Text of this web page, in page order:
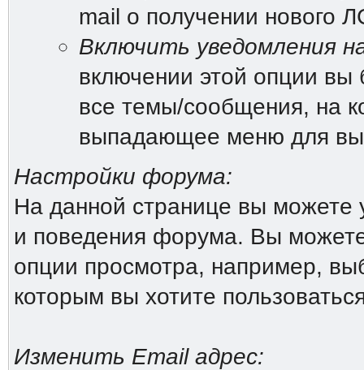
mail о получении нового
Включить уведомления
включении этой опции вы
все темы/сообщения, на
выпадающее меню для
Настройки форума:
На данной странице вы можете
и поведения форума. Вы
опции просмотра, например,
которым вы хотите
Изменить Email адрес: